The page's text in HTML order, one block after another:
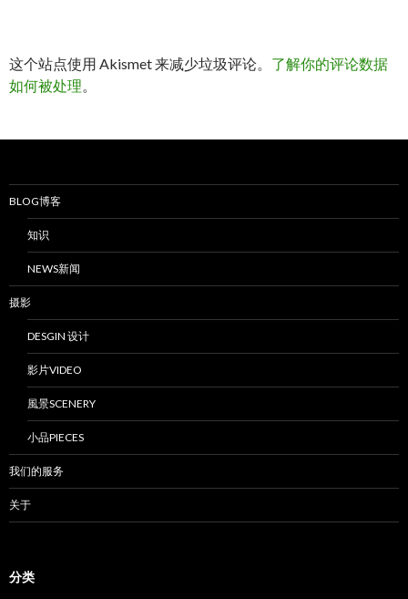
这个站点使用 Akismet 来减少垃圾评论。 了解你的评论数据
如何被处理。
BLOG博客
知识
NEWS新闻
摄影
DESGIN 设计
影片VIDEO
風景SCENERY
小品PIECES
我们的服务
关于
分类